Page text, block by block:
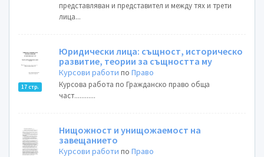
представляван и представител и между тях и трети
лица...
17 стр.
Юридически лица: същност, историческо
развитие, теории за същността му
Курсови работи поПраво
Курсова работа по Гражданско право обща
част............
Нищожност и унищожаемост на
завещанието
Курсови работи поПраво